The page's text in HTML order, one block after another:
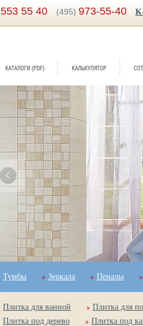
553 55 40 (495) 973-55-40
Тумбы Зеркала Пеналы
Плитка для ванной
Плитка для
Плитка под дерево
Плитка под